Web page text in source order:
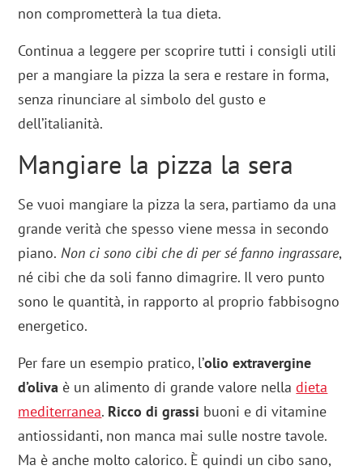
non comprometterà la tua dieta.
Continua a leggere per scoprire tutti i consigli utili
per a mangiare la pizza la sera e restare in forma,
senza rinunciare al simbolo del gusto e
dell’italianità.
Mangiare la pizza la sera
Se vuoi mangiare la pizza la sera, partiamo da una
grande verità che spesso viene messa in secondo
piano. Non ci sono cibi che di per sé fanno ingrassare,
né cibi che da soli fanno dimagrire. Il vero punto
sono le quantità, in rapporto al proprio fabbisogno
energetico.
Per fare un esempio pratico, l’olio extravergine
d’oliva è un alimento di grande valore nelladieta
mediterranea. Ricco di grassi buoni e di vitamine
antiossidanti, non manca mai sulle nostre tavole.
Ma è anche molto calorico. È quindi un cibo sano,